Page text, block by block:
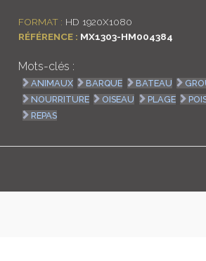
FORMAT : HD 1920X1080
RÉFÉRENCE : MX1303-HM004384
Mots-clés :
ANIMAUX BARQUE BATEAU
NOURRITURE
OISEAU PLAGE
REPAS